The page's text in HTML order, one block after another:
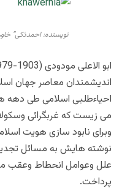
نویسنده: احمدذکی”
اندیشمندان معاصر جهان
احیاءطلبی اسلامی طی دهه
می زیست که غربگرائی
وبرای نابود سازی هویت
نوشته هایش به مسائل
علل وعوامل انحطاط وعقب
پرداخت.